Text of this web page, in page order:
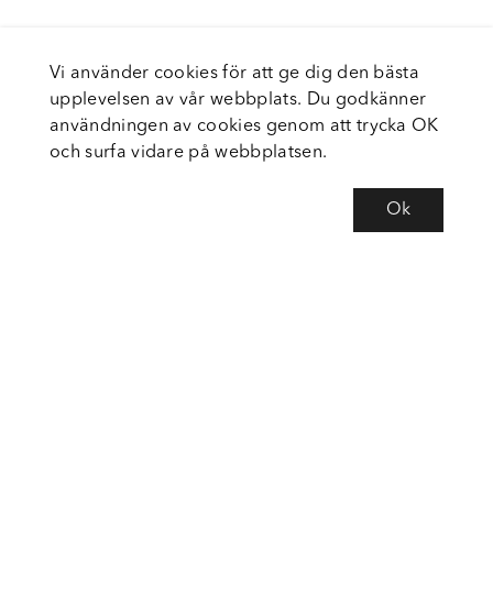
Vi använder cookies för att ge dig den bästa
upplevelsen av vår webbplats. Du godkänner
användningen av cookies genom att trycka OK
och surfa vidare på webbplatsen.
Ok